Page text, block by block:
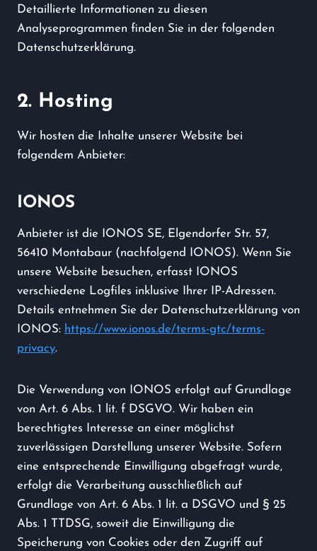
Detaillierte Informationen zu diesen
Analyseprogrammen finden Sie in der folgenden
Datenschutzerklärung.
2. Hosting
Wir hosten die Inhalte unserer Website bei
folgendem Anbieter:
IONOS
Anbieter ist die IONOS SE, Elgendorfer Str. 57,
56410 Montabaur (nachfolgend IONOS). Wenn Sie
unsere Website besuchen, erfasst IONOS
verschiedene Logfiles inklusive Ihrer IP-Adressen.
Details entnehmen Sie der Datenschutzerklärung von
IONOS: https://www.ionos.de/terms-gtc/terms-
privacy.
Die Verwendung von IONOS erfolgt auf Grundlage
von Art. 6 Abs. 1 lit. f DSGVO. Wir haben ein
berechtigtes Interesse an einer möglichst
zuverlässigen Darstellung unserer Website. Sofern
eine entsprechende Einwilligung abgefragt wurde,
erfolgt die Verarbeitung ausschließlich auf
Grundlage von Art. 6 Abs. 1 lit. a DSGVO und § 25
Abs. 1 TTDSG, soweit die Einwilligung die
Speicherung von Cookies oder den Zugriff auf